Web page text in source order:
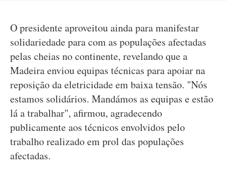
O presidente aproveitou ainda para manifestar
solidariedade para com as populações afectadas
pelas cheias no continente, revelando que a
Madeira enviou equipas técnicas para apoiar na
reposição da eletricidade em baixa tensão. "Nós
estamos solidários. Mandámos as equipas e estão
lá a trabalhar", afirmou, agradecendo
publicamente aos técnicos envolvidos pelo
trabalho realizado em prol das populações
afectadas.